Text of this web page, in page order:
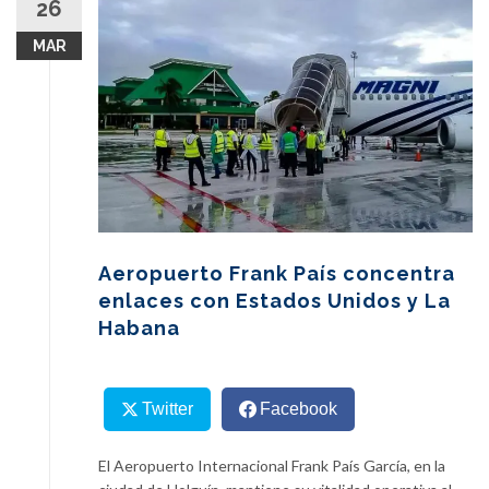
content
26
MAR
Aeropuerto Frank País concentra
enlaces con Estados Unidos y La
Habana
Twitter Facebook
El Aeropuerto Internacional Frank País García, en la